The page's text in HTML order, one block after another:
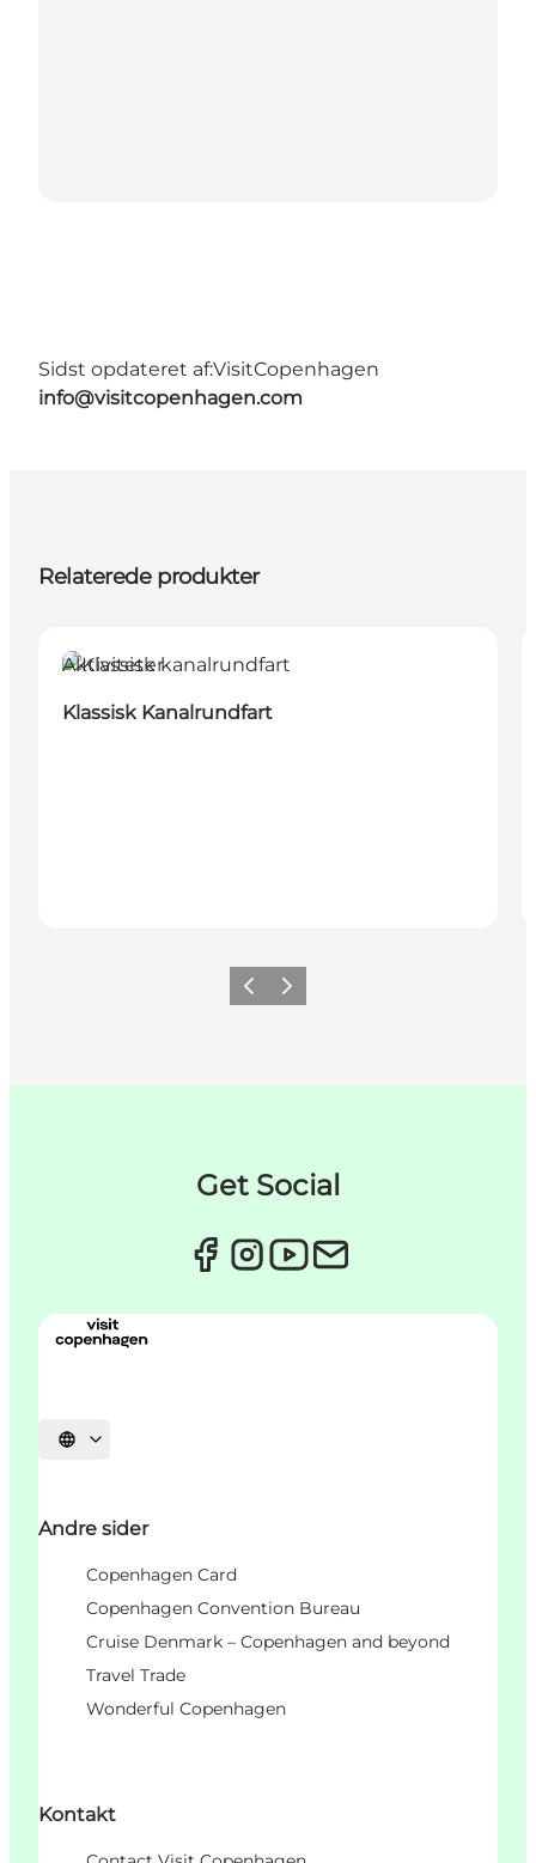
Sidst opdateret af:VisitCopenhagen
info@visitcopenhagen.com
Relaterede produkter
Aktiviteter
Klassisk Kanalrundfart
ForrigeNæste
Get Social
Vælg sprog
Andre sider
Copenhagen Card
Copenhagen Convention Bureau
Cruise Denmark – Copenhagen and beyond
Travel Trade
Wonderful Copenhagen
Kontakt